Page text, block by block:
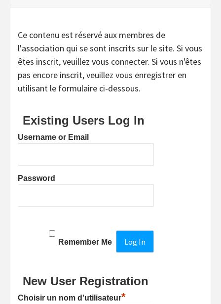
Ce contenu est réservé aux membres de
l'association qui se sont inscrits sur le site. Si vous
êtes inscrit, veuillez vous connecter. Si vous n'êtes
pas encore inscrit, veuillez vous enregistrer en
utilisant le formulaire ci-dessous.
Existing Users Log In
Username or Email
Password
Remember Me
New User Registration
Choisir un nom d'utilisateur*